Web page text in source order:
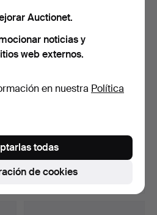
Autorretrato.
Subastado 1 may 2019
4 pujas
Auctionet.
noticias y
web externos.
en nuestra Política
de cookies
todas